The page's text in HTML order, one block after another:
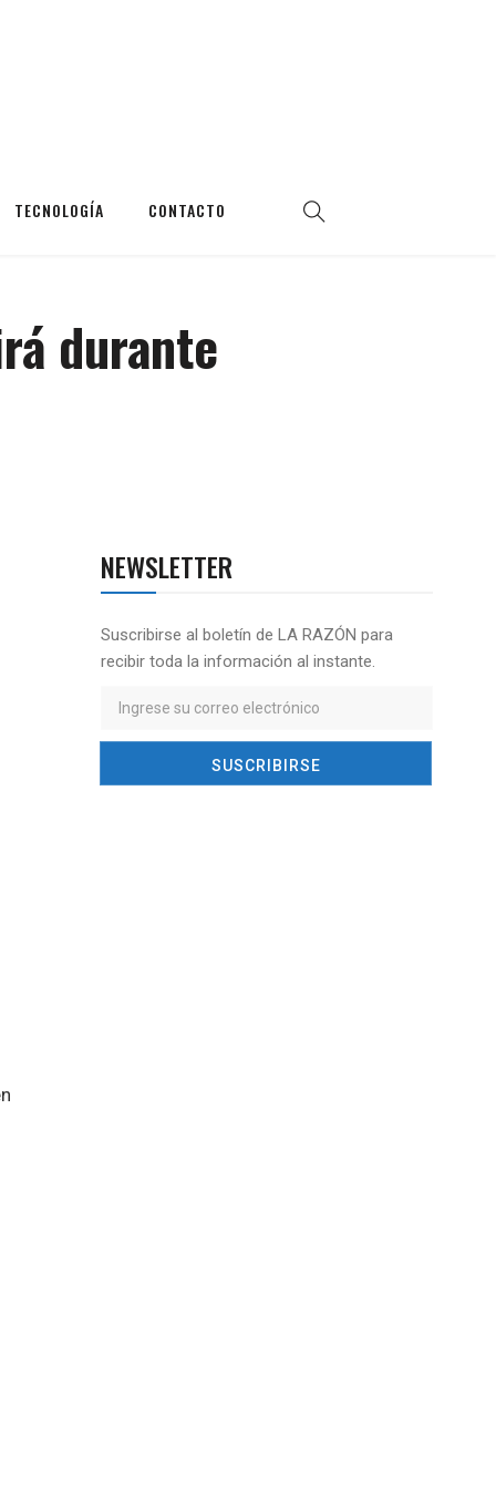
TECNOLOGÍA CONTACTO
durante
NEWSLETTER
Suscribirse al boletín de LA RAZÓN para
recibir toda la información al instante.